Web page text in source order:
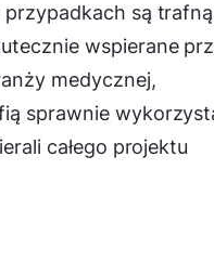
są trafną
wspierane
medycznej,
sprawnie
całego projektu